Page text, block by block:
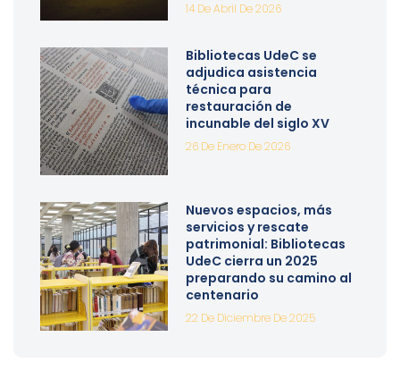
14 De Abril De 2026
Bibliotecas UdeC se
adjudica asistencia
técnica para
restauración de
incunable del siglo XV
26 De Enero De 2026
Nuevos espacios, más
servicios y rescate
patrimonial: Bibliotecas
UdeC cierra un 2025
preparando su camino al
centenario
22 De Diciembre De 2025